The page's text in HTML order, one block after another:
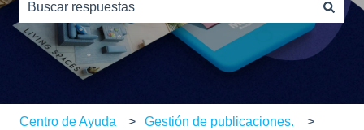
No hay sugerencias porque el campo de búsqueda
Centro de Ayuda Gestión de publicaciones.